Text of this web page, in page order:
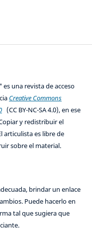
es una revista de acceso
Creative Commons
(CC BY-NC-SA 4.0), en ese
y redistribuir el
articulista es libre de
sobre el material.
brindar un enlace
Puede hacerlo en
tal que sugiera que